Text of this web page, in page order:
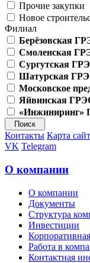
Прочие закупки
Новое
Филиал
Берёзовская
Смоленская
Сургутская
Шатурская
Московское
Яйвинская
Контакты Карта
VK Telegram
О компании
О компании
Документы
Структура
Инвестиции
Работа в
Контактная